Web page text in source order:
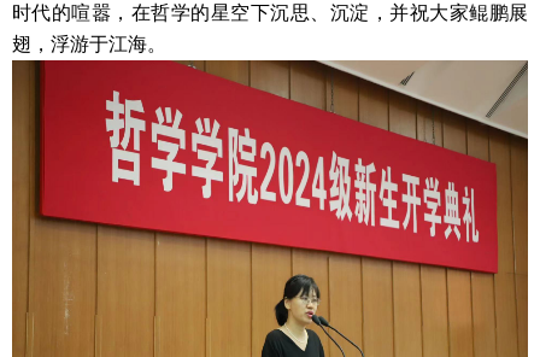
时代的喧嚣，在哲学的星空下沉思、沉淀，并祝大家鲲鹏展
翅，浮游于江海。